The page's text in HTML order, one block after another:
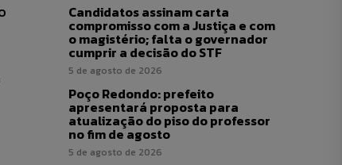
Candidatos assinam carta
compromisso com a Justiça e com
o magistério; falta o governador
cumprir a decisão do STF
5 de agosto de 2026
Poço Redondo: prefeito
apresentará proposta para
atualização do piso do professor
no fim de agosto
5 de agosto de 2026